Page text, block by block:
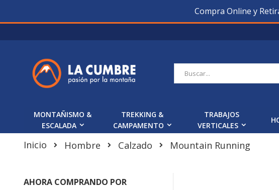
Compra Online y
a
Buscar
MONTAÑISMO &
ESCALADA
TREKKING &
CAMPAMENTO
TRABAJOS
VERTICALES
Inicio Hombre Calzado Mountain Running
AHORA COMPRANDO POR